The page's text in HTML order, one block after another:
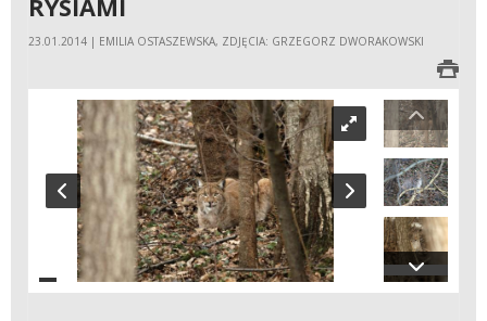
RYSIAMI
23.01.2014 | EMILIA OSTASZEWSKA, ZDJĘCIA: GRZEGORZ DWORAKOWSKI